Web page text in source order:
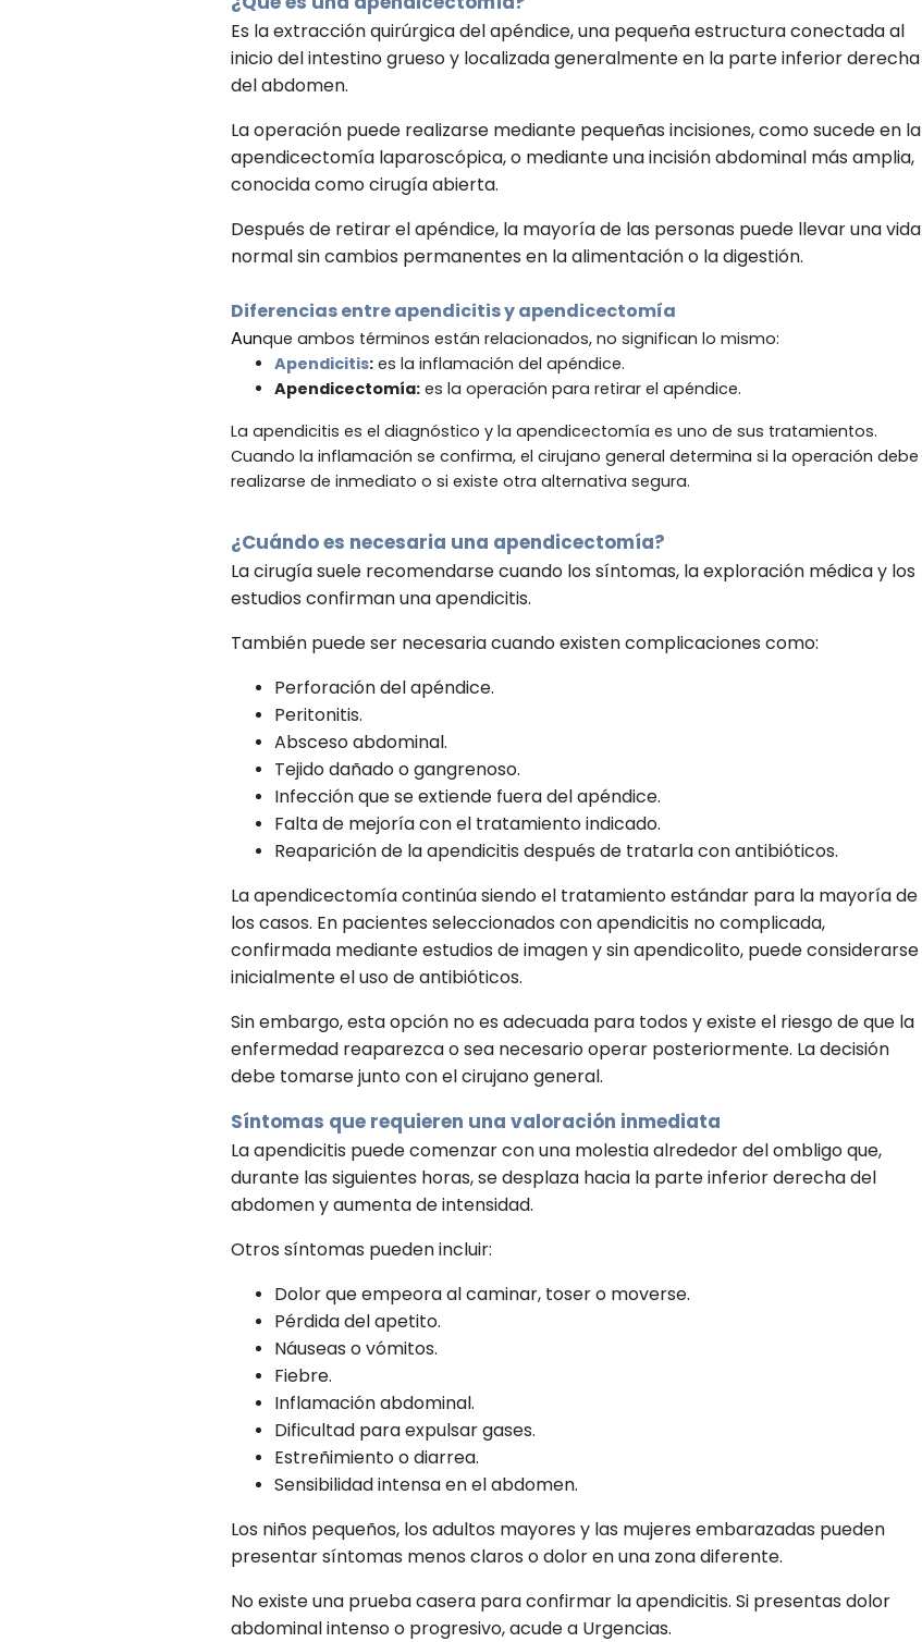
Es la extracción quirúrgica del apéndice, una pequeña estructura conectada al
inicio del intestino grueso y localizada generalmente en la parte inferior derecha
del abdomen.
La operación puede realizarse mediante pequeñas incisiones, como sucede en la
apendicectomía laparoscópica, o mediante una incisión abdominal más amplia,
conocida como cirugía abierta.
Después de retirar el apéndice, la mayoría de las personas puede llevar una vida
normal sin cambios permanentes en la alimentación o la digestión.
Diferenciasentreapendicitisy apendicectomía
Aunque ambos términos están relacionados, no significan lo mismo:
Apendicitis: es la inflamación del apéndice.
Apendicectomía: es la operación para retirar el apéndice.
La apendicitis es el diagnóstico y la apendicectomía es uno de sus tratamientos.
Cuando la inflamación se confirma, el cirujano general determina si la operación debe
realizarse de inmediato o si existe otra alternativa segura.
¿Cuándo es necesaria una apendicectomía?
La cirugía suele recomendarse cuando los síntomas, la exploración médica y los
estudios confirman una apendicitis.
También puede ser necesaria cuando existen complicaciones como:
Perforación del apéndice.
Peritonitis.
Absceso abdominal.
Tejido dañado o gangrenoso.
Infección que se extiende fuera del apéndice.
Falta de mejoría con el tratamiento indicado.
Reaparición de la apendicitis después de tratarla con antibióticos.
La apendicectomía continúa siendo el tratamiento estándar para la mayoría de
los casos. En pacientes seleccionados con apendicitis no complicada,
confirmada mediante estudios de imagen y sin apendicolito, puede considerarse
inicialmente el uso de antibióticos.
Sin embargo, esta opción no es adecuada para todos y existe el riesgo de que la
enfermedad reaparezca o sea necesario operar posteriormente. La decisión
debe tomarse junto con el cirujano general.
Síntomas que requieren una valoración inmediata
La apendicitis puede comenzar con una molestia alrededor del ombligo que,
durante las siguientes horas, se desplaza hacia la parte inferior derecha del
abdomen y aumenta de intensidad.
Otros síntomas pueden incluir:
Dolor que empeora al caminar, toser o moverse.
Pérdida del apetito.
Náuseas o vómitos.
Fiebre.
Inflamación abdominal.
Dificultad para expulsar gases.
Estreñimiento o diarrea.
Sensibilidad intensa en el abdomen.
Los niños pequeños, los adultos mayores y las mujeres embarazadas pueden
presentar síntomas menos claros o dolor en una zona diferente.
No existe una prueba casera para confirmar la apendicitis. Si presentas dolor
abdominal intenso o progresivo, acude a Urgencias.